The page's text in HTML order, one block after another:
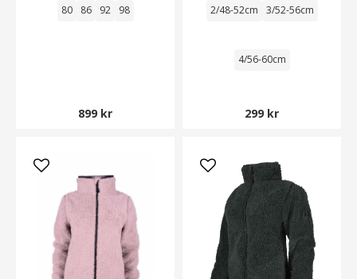
80 86 92 98
899 kr
2/48-52cm 3/52-56cm
4/56-60cm
299 kr